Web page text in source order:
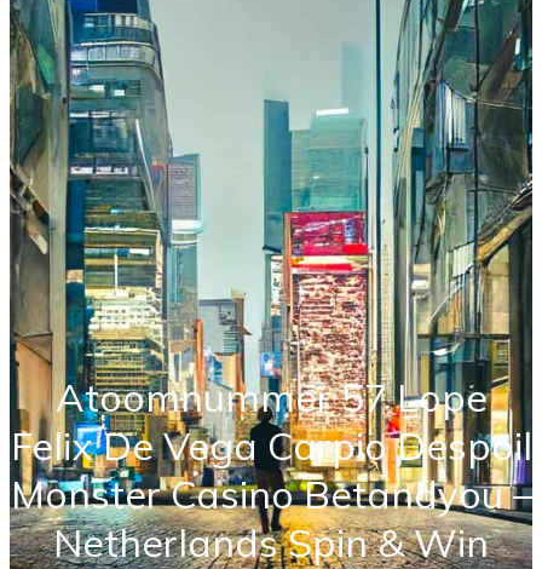
Atoomnummer 57 Lope
Felix De Vega Carpio Despoil
Monster Casino Betandyou –
Netherlands Spin & Win